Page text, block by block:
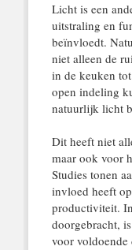
Licht is een
uitstraling en
beïnvloedt.
niet alleen de
in de keuken
open indeling
natuurlijk licht
Dit heeft niet
maar ook voor
Studies tonen
invloed heeft
productiviteit.
doorgebracht,
voor voldoende